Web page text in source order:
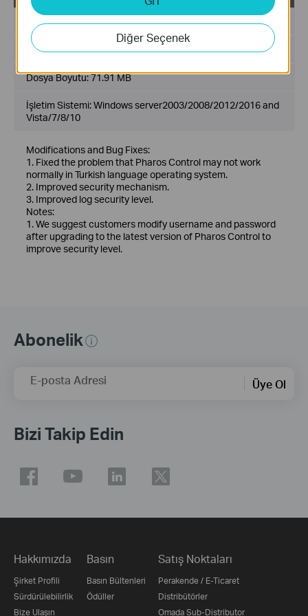
Yayın Tarihi:2019-03-13
Dil:İngilizce
Dosya Boyutu:71.91 MB
İşletim Sistemi: Windows server2003/2008/2012/2016 and
Vista/7/8/10
Modifications and Bug Fixes:
1. Fixed the problem that Pharos Control may not work
normally in Turkish language operating system.
2. Improved security mechanism.
3. Improved log security level.
Notes:
1. We suggest customers modify username and password
after upgrading to the latest version of Pharos Control to
improve security level.
Abonelik
E-posta Adresi Üye Ol
Bizi Takip Edin
Hakkımızda
Şirket Profili
Sürdürülebilirlik
Bize Ulaşın
Basın
Basın Bültenleri
Ödüller
Satış Noktaları
Perakende / E-Ticaret
Distribütörler
Omada Sub-Distributor
Diğer Seçenek